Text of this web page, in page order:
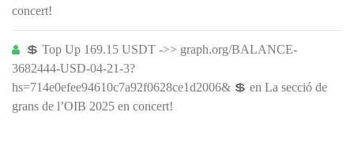
concert!
💲 Top Up 169.15 USDT ->> graph.org/BALANCE-
3682444-USD-04-21-3?
hs=714e0efee94610c7a92f0628ce1d2006& 💲 en La secció de
grans de l’OIB 2025 en concert!